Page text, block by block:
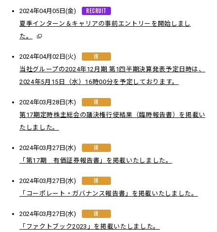
2024年04月05日(金) RECRUIT
夏季インターン＆キャリアの事前エントリーを開始しまし
た。
2024年04月02日(火) IR
当社グループの2024年12月期 第1四半期決算発表予定日時は、
2024年5月15日（水）16時00分を予定しております。
2024年03月28日(木) IR
第17期定時株主総会の議決権行使結果（臨時報告書）を掲載い
たしました。
2024年03月27日(水) IR
「第17期 有価証券報告書」を掲載いたしました。
2024年03月27日(水) IR
「コーポレート・ガバナンス報告書」を掲載いたしました。
2024年03月27日(水) IR
「ファクトブック2023」を掲載いたしました。